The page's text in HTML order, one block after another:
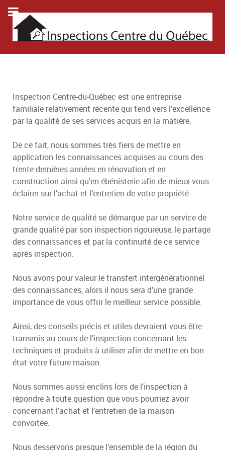
Inspection Centre-du-Québec est une entreprise
familiale relativement récente qui tend vers l’excellence
par la qualité de ses services acquis en la matière.
De ce fait, nous sommes très fiers de mettre en
application les connaissances acquises au cours des
trente dernières années en rénovation et en
construction ainsi qu’en ébénisterie afin de mieux vous
éclairer sur l’achat et l’entretien de votre propriété.
Notre service de qualité se démarque par un service de
grande qualité par son inspection rigoureuse, le partage
des connaissances et par la continuité de ce service
après inspection.
Nous avons pour valeur le transfert intergénérationnel
des connaissances, alors il nous sera d’une grande
importance de vous offrir le meilleur service possible.
Ainsi, des conseils précis et utiles devraient vous être
transmis au cours de l’inspection concernant les
techniques et produits à utiliser afin de mettre en bon
état votre future maison.
Nous sommes aussi enclins lors de l’inspection à
répondre à toute question que vous pourriez avoir
concernant l’achat et l’entretien de la maison
convoitée.
Nous desservons presque l’ensemble de la région du